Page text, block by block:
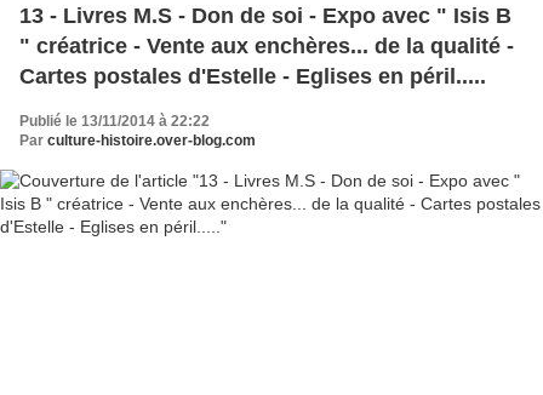
13 - Livres M.S - Don de soi - Expo avec " Isis B
" créatrice - Vente aux enchères... de la qualité -
Cartes postales d'Estelle - Eglises en péril.....
Publié le 13/11/2014 à 22:22
Par culture-histoire.over-blog.com